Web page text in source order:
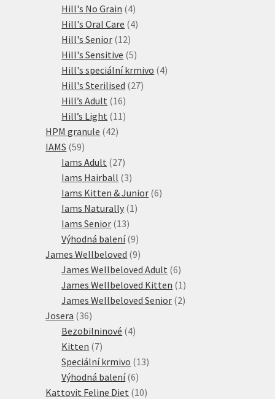
produktů
Hill's No Grain 44
produkty
Hill's Oral Care 44
Hill's Senior 1212
produktů
Hill's Sensitive 55
produktů
Hill's speciální krmivo 44
Hill's Sterilised 2727
Hill’s Adult 1616
produktů
Hill’s Light 11 11
HPM granule 4242
IAMS 5959
produktů
Iams Adult 2727
produktů
Iams Hairball 33
produkty
Iams Kitten & Junior 66
Iams Naturally 1 1
Iams Senior 1313
produktů
Výhodná balení 99
produktů
James Wellbeloved 99
produktů
James Wellbeloved Adult 66
produktů
James Wellbeloved Kitten 1 1
produkt
James Wellbeloved Senior 22
Josera 3636
produktů
Bezobilninové 44
Kitten 77
produktů
Speciální krmivo 1313
Výhodná balení 66
produktů
Kattovit Feline Diet 1010